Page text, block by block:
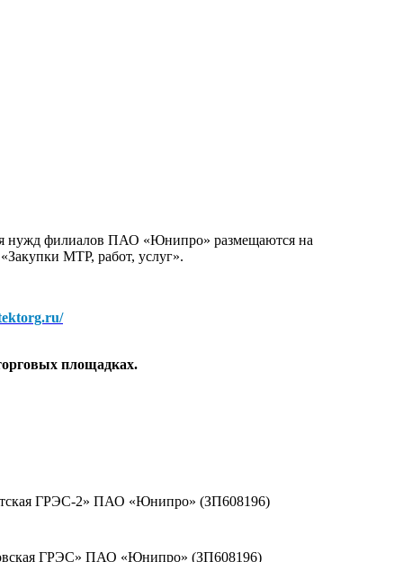
нужд филиалов ПАО «Юнипро» размещаются на
«Закупки МТР, работ, услуг».
площадках.
ГРЭС-2» ПАО «Юнипро» (ЗП608196)
ГРЭС» ПАО «Юнипро» (ЗП608196)